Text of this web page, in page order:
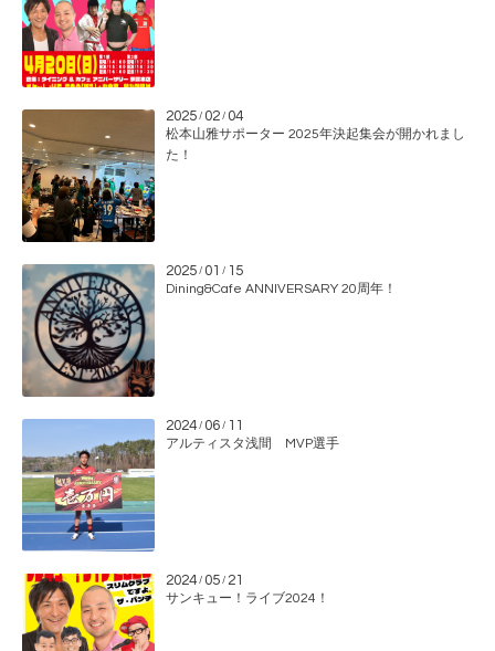
2025 / 02 / 04
松本山雅サポーター 2025年決起集会が開かれまし
た！
2025 / 01 / 15
Dining&Cafe ANNIVERSARY 20周年！
2024 / 06 / 11
アルティスタ浅間 MVP選手
2024 / 05 / 21
サンキュー！ライブ2024！